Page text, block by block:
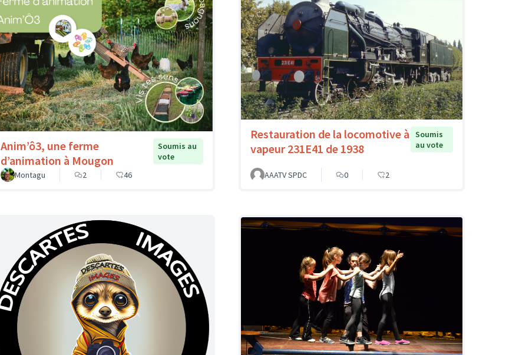
Anim’ô3, une ferme
d’animation à Mougon
Soumis au
vote
Montagu
2 46
Restauration de la locomotive à
vapeur 231E41 de 1938
Soumis
au vote
AAATV SPDC 0 2